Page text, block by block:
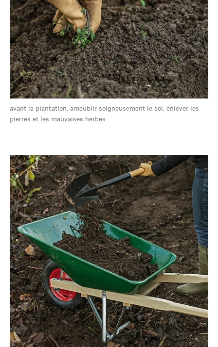
avant la plantation, ameublir soigneusement le sol, enlever les
pierres et les mauvaises herbes